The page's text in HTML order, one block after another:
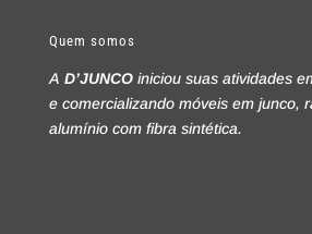
Quem somos
A D’JUNCOiniciou suas atividades
e comercializando móveis em junco,
alumínio com fibra sintética.